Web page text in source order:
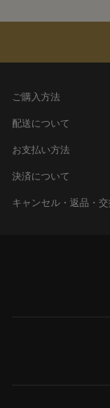
ご購入方法
配送について
お支払い方法
決済について
キャンセル・返品・交